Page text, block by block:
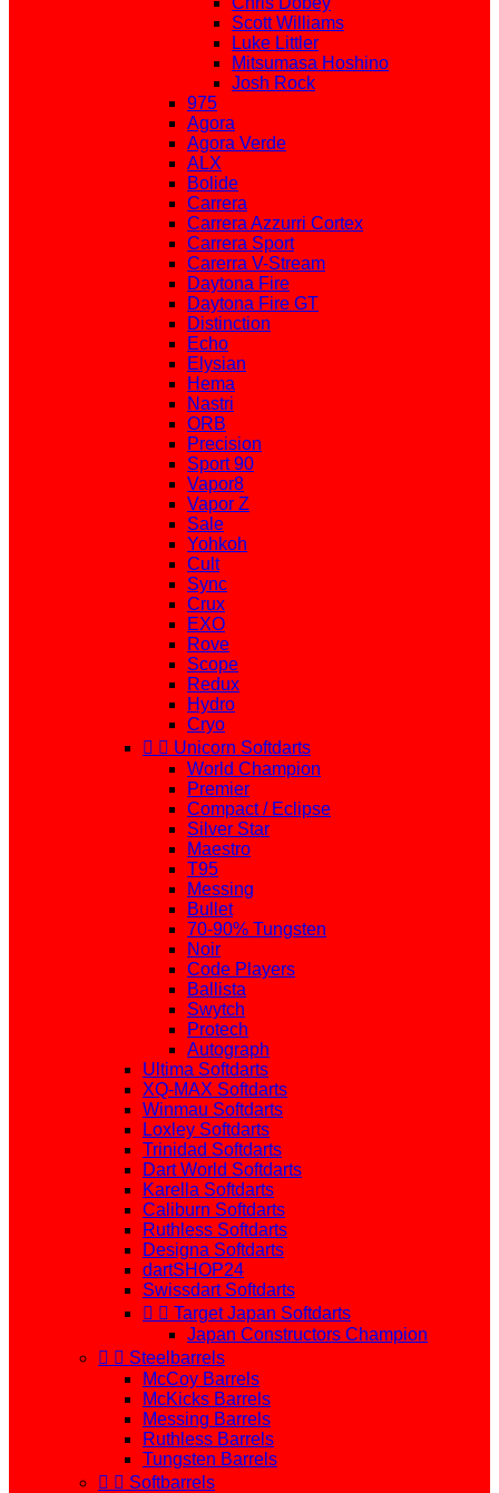
Scott Williams
Luke Littler
Mitsumasa Hoshino
Josh Rock
975
Agora
Agora Verde
ALX
Bolide
Carrera
Carrera Azzurri Cortex
Carrera Sport
Carerra V-Stream
Daytona Fire
Daytona Fire GT
Distinction
Echo
Elysian
Hema
Nastri
ORB
Precision
Sport 90
Vapor8
Vapor Z
Sale
Yohkoh
Cult
Sync
Crux
EXO
Rove
Scope
Redux
Hydro
Cryo
  Unicorn Softdarts
World Champion
Premier
Compact / Eclipse
Silver Star
Maestro
T95
Messing
Bullet
70-90% Tungsten
Noir
Code Players
Ballista
Swytch
Protech
Autograph
Ultima Softdarts
XQ-MAX Softdarts
Winmau Softdarts
Loxley Softdarts
Trinidad Softdarts
Dart World Softdarts
Karella Softdarts
Caliburn Softdarts
Ruthless Softdarts
Designa Softdarts
dartSHOP24
Swissdart Softdarts
  Target Japan Softdarts
Japan Constructors Champion
  Steelbarrels
McCoy Barrels
McKicks Barrels
Messing Barrels
Ruthless Barrels
Tungsten Barrels
  Softbarrels